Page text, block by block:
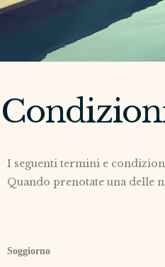
I seguenti termini e
Quando prenotate una delle
Soggiorno